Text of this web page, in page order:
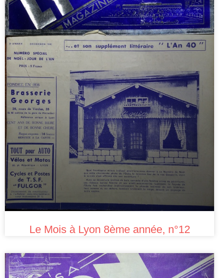
Le Mois à Lyon 8ème année, n°12